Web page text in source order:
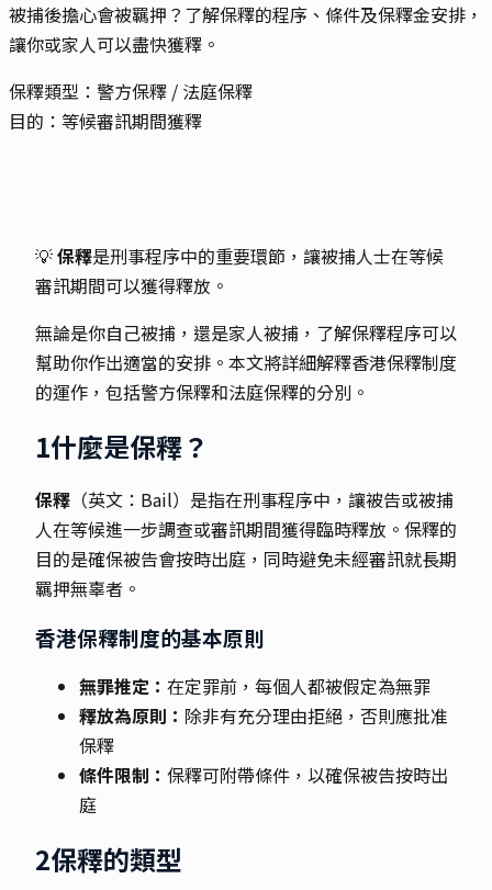
被捕後擔心會被羈押？了解保釋的程序、條件及保釋金安排，
讓你或家人可以盡快獲釋。
保釋類型： 警方保釋 / 法庭保釋
目的： 等候審訊期間獲釋
💡保釋是刑事程序中的重要環節，讓被捕人士在等候
審訊期間可以獲得釋放。
無論是你自己被捕，還是家人被捕，了解保釋程序可以
幫助你作出適當的安排。本文將詳細解釋香港保釋制度
的運作，包括警方保釋和法庭保釋的分別。
1什麼是保釋？
保釋 （英文：Bail）是指在刑事程序中，讓被告或被捕
人在等候進一步調查或審訊期間獲得臨時釋放。保釋的
目的是確保被告會按時出庭，同時避免未經審訊就長期
羈押無辜者。
香港保釋制度的基本原則
無罪推定： 在定罪前，每個人都被假定為無罪
釋放為原則： 除非有充分理由拒絕，否則應批准
保釋
條件限制： 保釋可附帶條件，以確保被告按時出
庭
2保釋的類型